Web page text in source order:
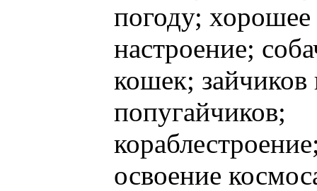
погоду; хорошее
настроение;
кошек; зайчиков
попугайчиков;
освоение